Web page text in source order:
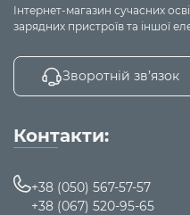
Інтернет-магазин сучасних
зарядних пристроїв та іншої
Зворотній зв’язок
Контакти:
+38 (050) 567-57-57
+38 (067) 520-95-65